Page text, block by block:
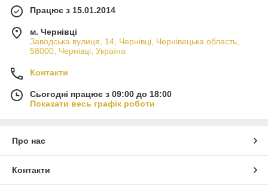
Працює з 15.01.2014
м. Чернівці
Заводська вулиця, 14, Чернівці, Чернівецька область,
58000, Чернівці, Україна
Контакти
Сьогодні працює з 09:00 до 18:00
Показати весь графік роботи
Про нас
Контакти